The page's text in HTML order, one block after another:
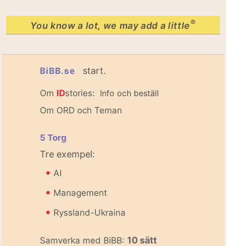
You know a lot, we may add a little®
BiBB.se start.
Om IDstories: Info och beställ
Om ORD och Teman
5 Torg
Tre exempel:
• AI
• Management
• Ryssland-Ukraina
Samverka med BiBB: 10 sätt